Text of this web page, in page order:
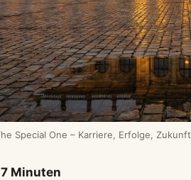
Special One – Karriere, Erfolge, Zukunft
Minuten